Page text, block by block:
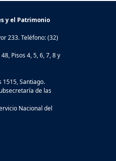
y el Patrimonio
233. Teléfono: (32)
Pisos 4, 5, 6, 7, 8 y
1515, Santiago.
de las
Nacional del